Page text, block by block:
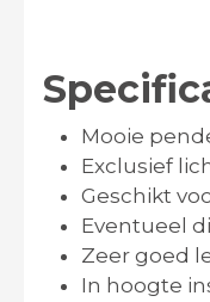
Mooie
Exclusief
Geschikt
Eventueel
Zeer goed
In hoogte